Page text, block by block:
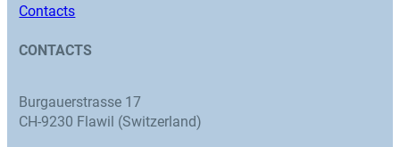
Contacts
CONTACTS
Burgauerstrasse 17
CH-9230 Flawil (Switzerland)